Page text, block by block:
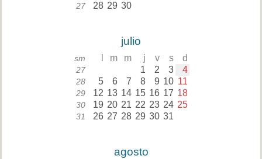
27 28 29 30
julio
sm m m j v s d
27 1 2 3 4
28 5 6 7 8 9 10 11
29 12 13 14 15 16 17 18
30 19 20 21 22 23 24 25
31 26 27 28 29 30 31
agosto